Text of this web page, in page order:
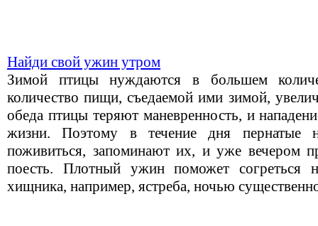
Найди свой ужин утром
Зимой птицы нуждаются в большем
количество пищи, съедаемой ими зимой,
обеда птицы теряют маневренность, и
жизни. Поэтому в течение дня пернатые
поживиться, запоминают их, и уже вечером
поесть. Плотный ужин поможет согреться
хищника, например, ястреба, ночью